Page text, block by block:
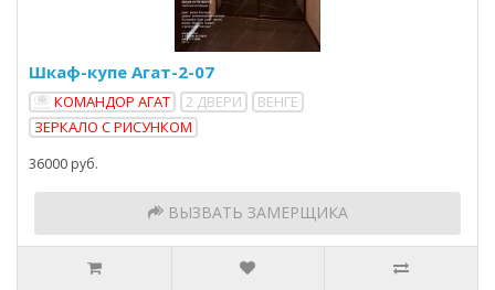
Шкаф-купе Агат-2-07
КОМАНДОР АГАТ 2 ДВЕРИ
ВЕНГЕ
ЗЕРКАЛО С РИСУНКОМ
36000 руб.
ВЫЗВАТЬ ЗАМЕРЩИКА